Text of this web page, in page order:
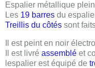
Espalier métallique
Les 19 barres du
Treillis du côtés sont
Il est peint en noir
Il est livré assemblé et
lespalier est équipé de